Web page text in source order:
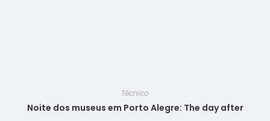
Técnico
Noite dos museus em Porto Alegre: The day after